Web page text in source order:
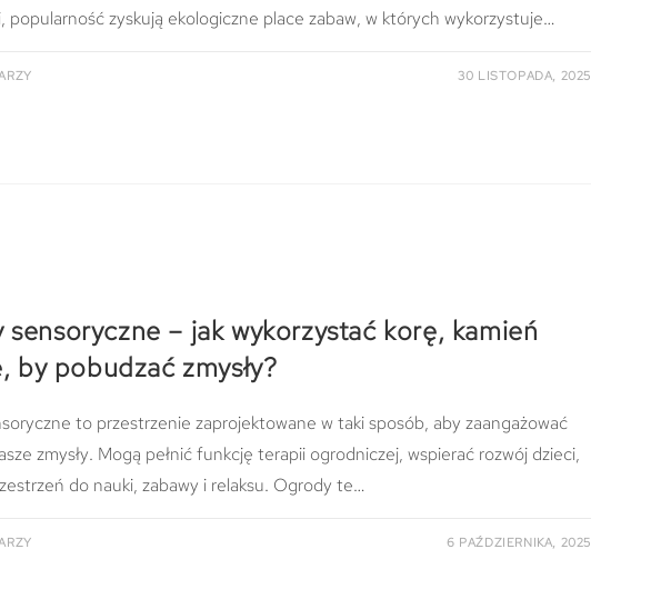
popularność zyskują ekologiczne place zabaw, w których wykorzystuje…
30 LISTOPADA, 2025
– jak wykorzystać korę, kamień
by pobudzać zmysły?
to przestrzenie zaprojektowane w taki sposób, aby zaangażować
zmysły. Mogą pełnić funkcję terapii ogrodniczej, wspierać rozwój dzieci,
do nauki, zabawy i relaksu. Ogrody te…
6 PAŹDZIERNIKA, 2025